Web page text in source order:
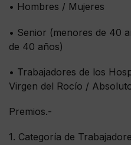
• Hombres / Mujeres
• Senior (menores de 40
de 40 años)
• Trabajadores de los
Virgen del Rocío /
Premios.-
1. Categoría de